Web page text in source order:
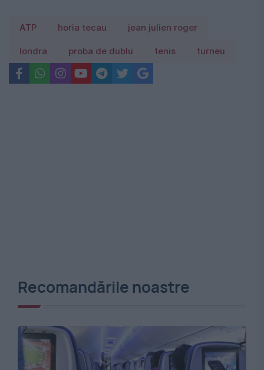
ATP horia tecau jean julien roger
londra proba de dublu tenis turneu
Recomandările noastre